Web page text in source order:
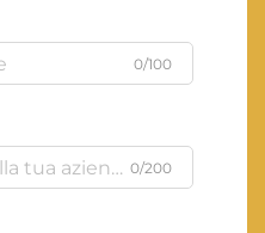
0/100
0/200